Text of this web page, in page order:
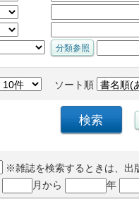
ソート順
※雑誌を検索するときは、出
月から 年